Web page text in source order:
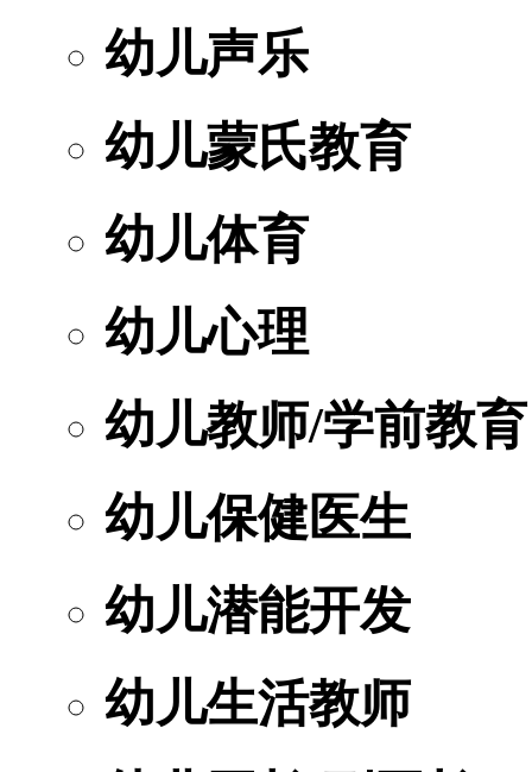
幼儿声乐
幼儿蒙氏教育
幼儿体育
幼儿心理
幼儿教师/学前教育
幼儿保健医生
幼儿潜能开发
幼儿生活教师